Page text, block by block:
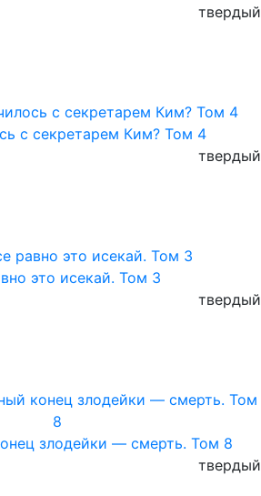
твердый
с секретарем Ким? Том 4
твердый
это исекай. Том 3
твердый
злодейки — смерть. Том 8
твердый